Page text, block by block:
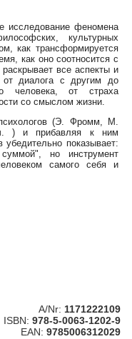
исследование феномена
культурных
как трансформируется
как оно соотносится с
все аспекты и
диалога с другим до
человека, от страха
со смыслом жизни.
(Э. Фромм, М.
) и прибавляя к ним
показывает:
но инструмент
самого себя и
A/Nr: 1171222109
ISBN: 978-5-0063-1202-9
EAN: 9785006312029